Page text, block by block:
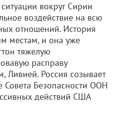
вокруг Сирии
воздействие на всю
отношений. История
местам, и она уже
тяжелую
расправу
Ливией. Россия созывает
Совета Безопасности ООН
действий США